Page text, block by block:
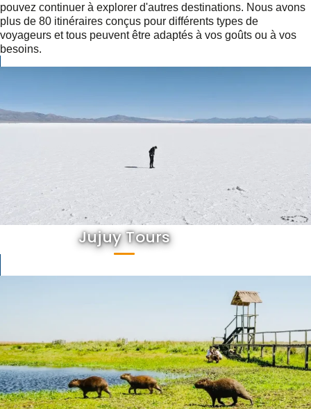
pouvez continuer à explorer d'autres destinations. Nous avons
plus de 80 itinéraires conçus pour différents types de
voyageurs et tous peuvent être adaptés à vos goûts ou à vos
besoins.
Jujuy Tours